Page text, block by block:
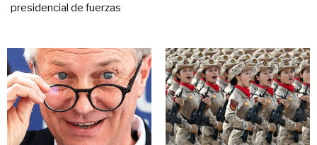
presidencial de fuerzas